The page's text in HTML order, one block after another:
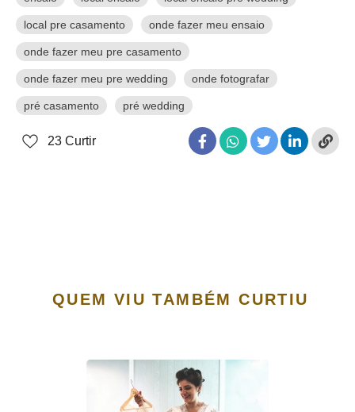
local pre casamento onde fazer meu ensaio
onde fazer meu pre casamento
onde fazer meu pre wedding onde fotografar
pré casamento pré wedding
23 Curtir
QUEM VIU TAMBÉM CURTIU